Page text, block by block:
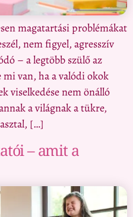
magatartási problémákat
nem figyel, agresszív
– a legtöbb szülő az
van, ha a valódi okok
viselkedése nem önálló
a világnak a tükre,
[…]
– amit a